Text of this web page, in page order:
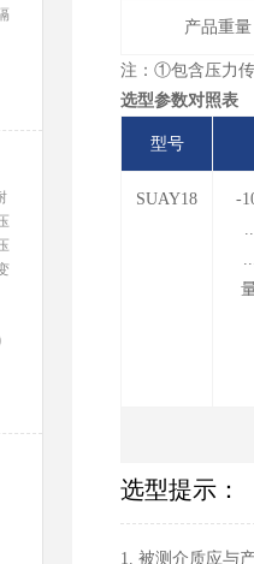
产品重量
注：①包含压力
选型参数对照表
型号
SUAY18
-
选型提示：
1. 被测介质应与